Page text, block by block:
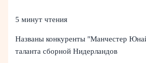
5 минут чтения
Названы конкуренты "Манчестер
таланта сборной Нидерландов